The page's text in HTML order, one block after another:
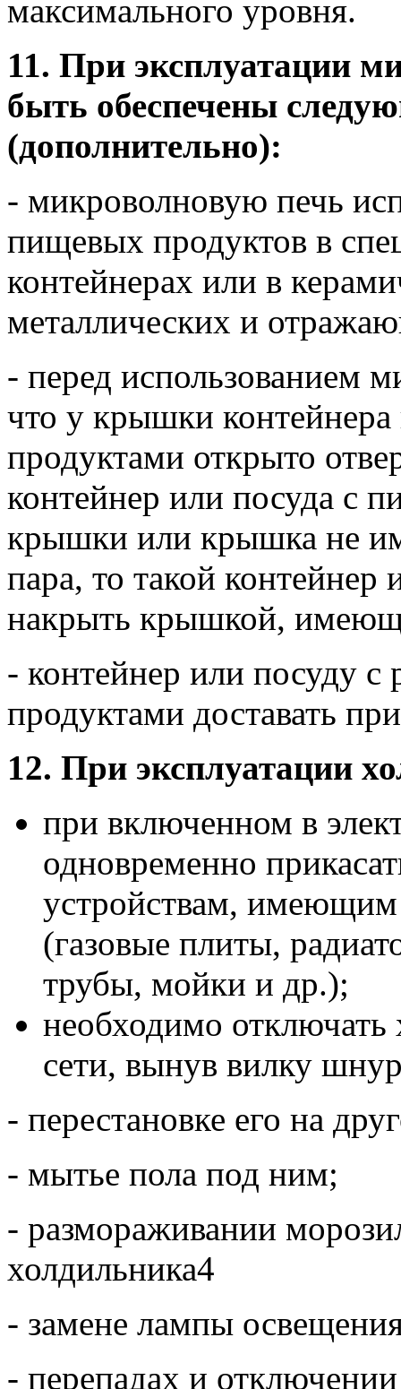
максимального уровня.
11. При эксплуатации
быть обеспечены
(дополнительно):
- микроволновую печь
пищевых продуктов в
контейнерах или в
металлических и
- перед использованием
что у крышки
продуктами открыто
контейнер или посуда с
крышки или крышка не
пара, то такой
накрыть крышкой,
- контейнер или посуду
продуктами доставать
12. При эксплуатации
при включенном в
одновременно
устройствам, имеющим
(газовые плиты,
трубы, мойки и др.);
необходимо отключать
сети, вынув вилку
- перестановке его на
- мытье пола под ним;
- размораживании
холдильника4
- замене лампы
- перепадах и